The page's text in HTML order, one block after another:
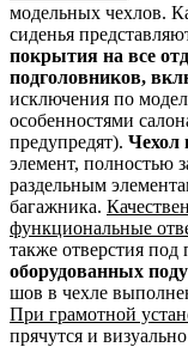
модельных чехлов.
сиденья
покрытия на все
подголовников,
исключения по
особенностями
предупредят). Чехол
элемент, полностью
раздельным
багажника.
функциональные
также отверстия под
оборудованных
шов в чехле
При грамотной
прячутся и